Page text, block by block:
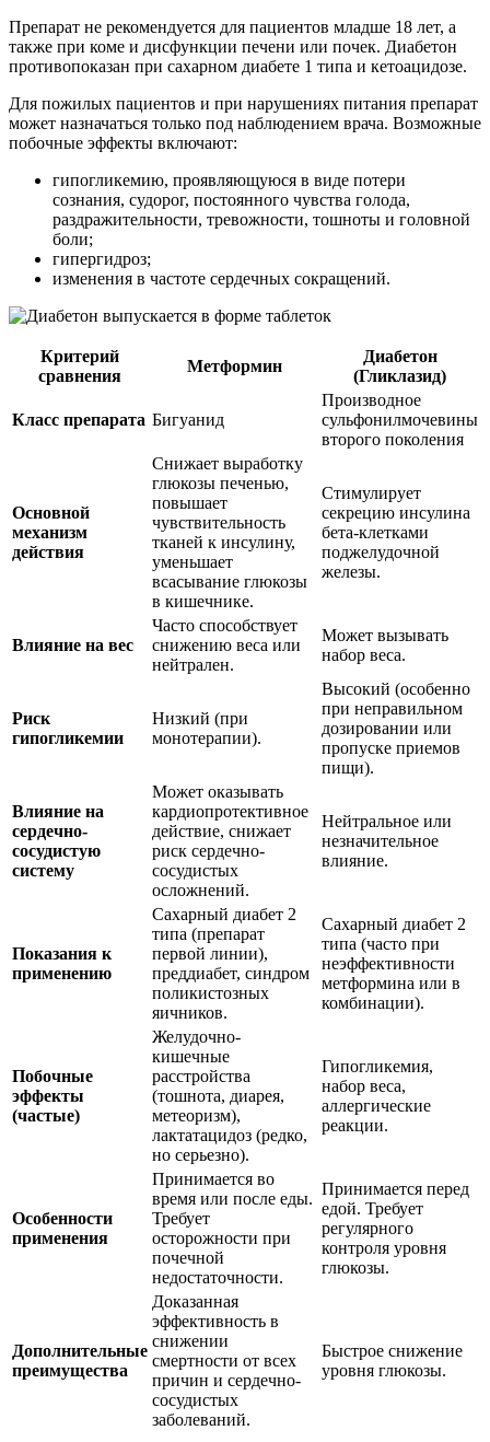
Препарат не рекомендуется для пациентов младше 18 лет, а
также при коме и дисфункции печени или почек. Диабетон
противопоказан при сахарном диабете 1 типа и кетоацидозе.
Для пожилых пациентов и при нарушениях питания препарат
может назначаться только под наблюдением врача. Возможные
побочные эффекты включают:
гипогликемию, проявляющуюся в виде потери
сознания, судорог, постоянного чувства голода,
раздражительности, тревожности, тошноты и головной
боли;
гипергидроз;
изменения в частоте сердечных сокращений.
Критерий
сравнения
Метформин
Диабетон
(Гликлазид)
Класс препарата Бигуанид
Производное
сульфонилмочевины
второго поколения
Основной
механизм
действия
Снижает выработку
глюкозы печенью,
повышает
чувствительность
тканей к инсулину,
уменьшает
всасывание глюкозы
в кишечнике.
Стимулирует
секрецию инсулина
бета-клетками
поджелудочной
железы.
Влияние на вес
Часто способствует
снижению веса или
нейтрален.
Может вызывать
набор веса.
Риск
гипогликемии
Низкий (при
монотерапии).
Высокий (особенно
при неправильном
дозировании или
пропуске приемов
пищи).
Влияние на
сердечно-
сосудистую
систему
Может оказывать
кардиопротективное
действие, снижает
риск сердечно-
сосудистых
осложнений.
Нейтральное или
незначительное
влияние.
Показания к
применению
Сахарный диабет 2
типа (препарат
первой линии),
преддиабет, синдром
поликистозных
яичников.
Сахарный диабет 2
типа (часто при
неэффективности
метформина или в
комбинации).
Побочные
эффекты
(частые)
Желудочно-
кишечные
расстройства
(тошнота, диарея,
метеоризм),
лактатацидоз (редко,
но серьезно).
Гипогликемия,
набор веса,
аллергические
реакции.
Особенности
применения
Принимается во
время или после еды.
Требует
осторожности при
почечной
недостаточности.
Принимается перед
едой. Требует
регулярного
контроля уровня
глюкозы.
Дополнительные
преимущества
Доказанная
эффективность в
снижении
смертности от всех
причин и сердечно-
сосудистых
заболеваний.
Быстрое снижение
уровня глюкозы.